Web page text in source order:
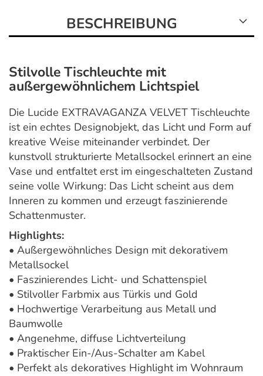
BESCHREIBUNG
Stilvolle Tischleuchte mit
außergewöhnlichem Lichtspiel
Die Lucide EXTRAVAGANZA VELVET Tischleuchte
ist ein echtes Designobjekt, das Licht und Form auf
kreative Weise miteinander verbindet. Der
kunstvoll strukturierte Metallsockel erinnert an eine
Vase und entfaltet erst im eingeschalteten Zustand
seine volle Wirkung: Das Licht scheint aus dem
Inneren zu kommen und erzeugt faszinierende
Schattenmuster.
Highlights:
• Außergewöhnliches Design mit dekorativem
Metallsockel
• Faszinierendes Licht- und Schattenspiel
• Stilvoller Farbmix aus Türkis und Gold
• Hochwertige Verarbeitung aus Metall und
Baumwolle
• Angenehme, diffuse Lichtverteilung
• Praktischer Ein-/Aus-Schalter am Kabel
• Perfekt als dekoratives Highlight im Wohnraum